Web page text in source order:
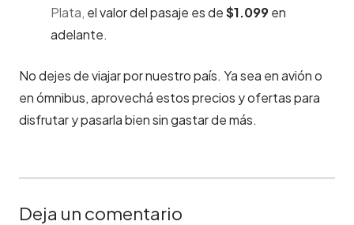
Plata, el valor del pasaje es de$1.099en
adelante.
No dejes de viajar por nuestro país. Ya sea en avión o
en ómnibus, aprovechá estos precios y ofertas para
disfrutar y pasarla bien sin gastar de más.
Deja un comentario